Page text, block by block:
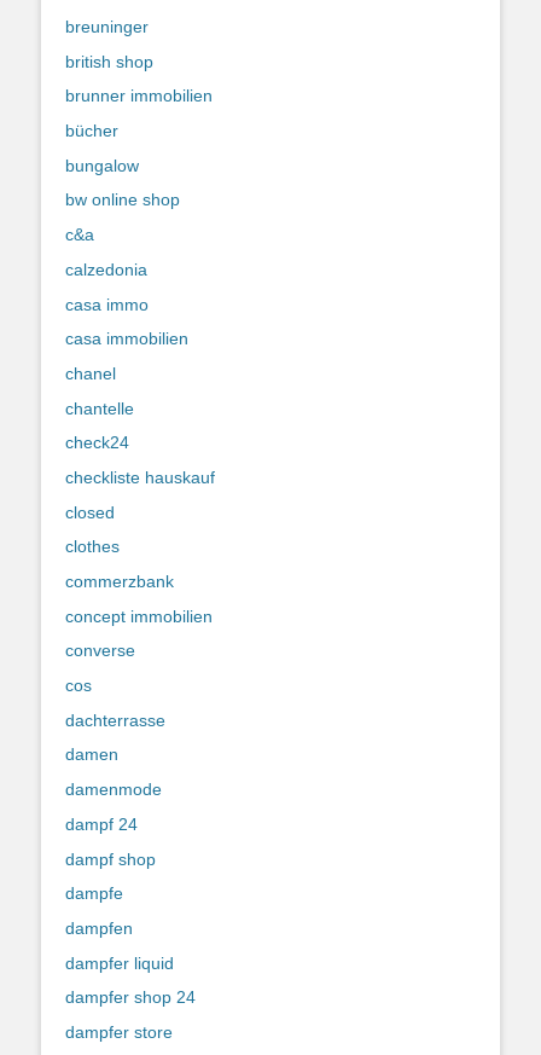
breuninger
british shop
brunner immobilien
bücher
bungalow
bw online shop
c&a
calzedonia
casa immo
casa immobilien
chanel
chantelle
check24
checkliste hauskauf
closed
clothes
commerzbank
concept immobilien
converse
cos
dachterrasse
damen
damenmode
dampf 24
dampf shop
dampfe
dampfen
dampfer liquid
dampfer shop 24
dampfer store